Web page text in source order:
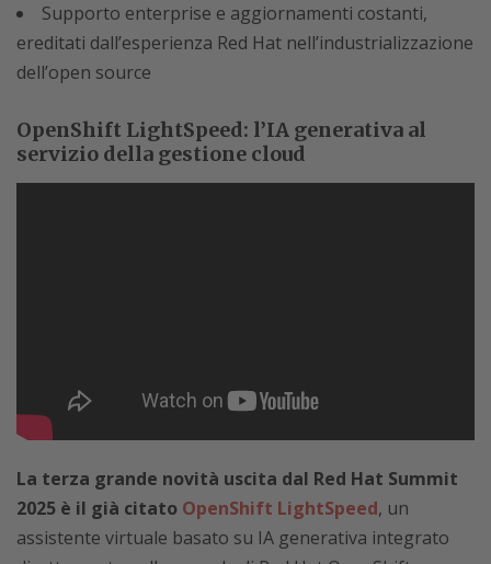
Supporto enterprise e aggiornamenti costanti,
ereditati dall’esperienza Red Hat nell’industrializzazione
dell’open source
OpenShift LightSpeed: l’IA generativa al
servizio della gestione cloud
La terza grande novità uscita dal Red Hat Summit
2025 è il già citato OpenShift LightSpeed, un
assistente virtuale basato su IA generativa integrato